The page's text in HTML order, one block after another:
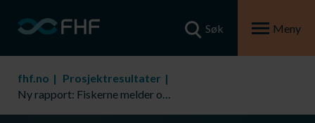
Søk Meny
fhf.no
Prosjektresultater
Ny rapport: Fiskerne melder om påvirkning på fiskeriene fra seismikk